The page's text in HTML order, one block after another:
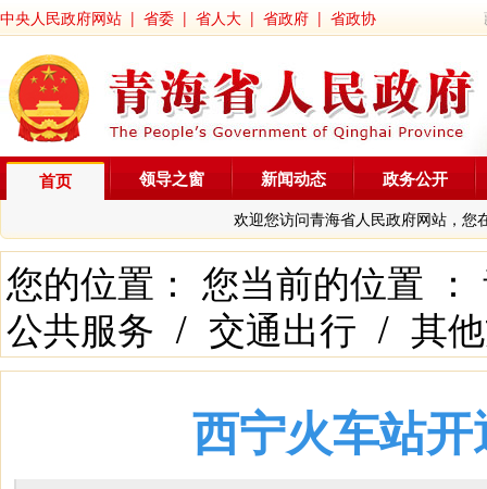
中央人民政府网站 | 省委 | 省人大 | 省政府 | 省政协
首页
欢迎您访问青海省人民政府网站，您
领导之窗 新闻动态 政务公开
您的位置： 您当前的位置 ：
公共服务 / 交通出行 / 其
西宁火车站